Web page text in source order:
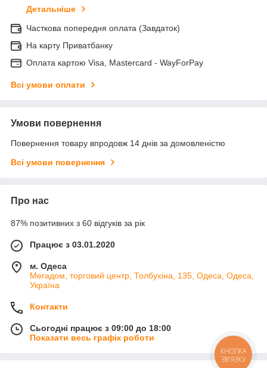
Детальніше
Часткова попередня оплата (Завдаток)
На карту Приватбанку
Оплата картою Visa, Mastercard - WayForPay
Всі умови оплати
Умови повернення
Повернення товару впродовж 14 днів за домовленістю
Всі умови повернення
Про нас
87% позитивних з 60 відгуків за рік
Працює з 03.01.2020
м. Одеса
Мегадом, торговий центр, Толбухіна, 135, Одеса, Одеса,
Україна
Контакти
Сьогодні працює з 09:00 до 18:00
Показати весь графік роботи
КНОПКА
ЗВ'ЯЗКУ